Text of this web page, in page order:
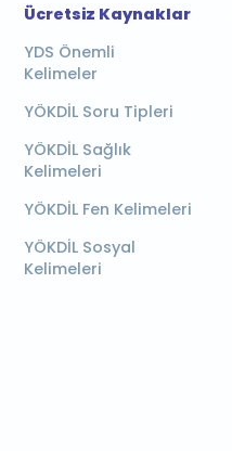
Ücretsiz Kaynaklar
YDS Önemli
Kelimeler
YÖKDİL Soru Tipleri
YÖKDİL Sağlık
Kelimeleri
YÖKDİL Fen Kelimeleri
YÖKDİL Sosyal
Kelimeleri